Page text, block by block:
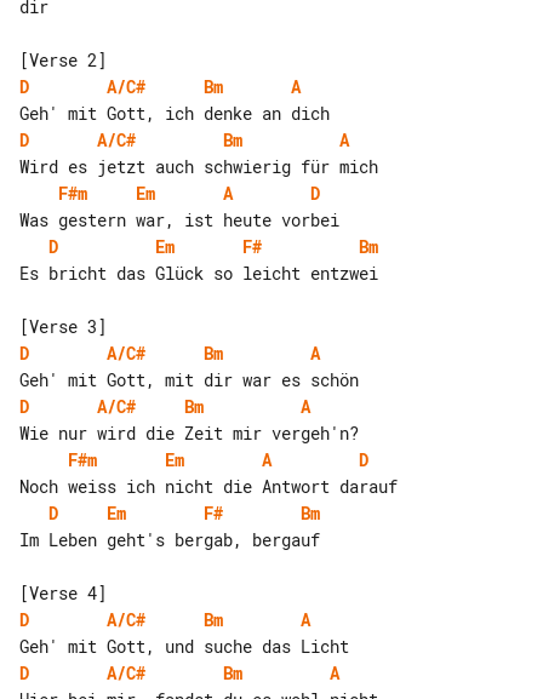
dir
D
A/C# Bm
A
D
A/C# Bm
A
F#m
Em A
D
D
Em F#
Bm
Es bricht das Glück so leicht entzwei
D
A/C# Bm
A
D
A/C# Bm
A
F#m
Em A
D
D
Em F#
Bm
Im Leben geht's bergab, bergauf
D
A/C# Bm
A
D
A/C# Bm
A